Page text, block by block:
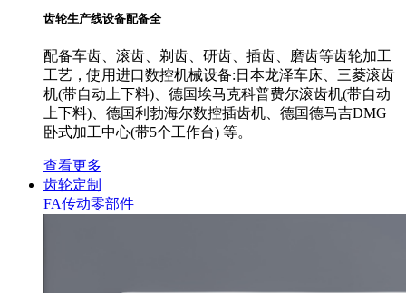
齿轮生产线设备配备全
配备车齿、滚齿、剃齿、研齿、插齿、磨齿等齿轮加工
工艺，使用进口数控机械设备:日本龙泽车床、三菱滚齿
机(带自动上下料)、德国埃马克科普费尔滚齿机(带自动
上下料)、德国利勃海尔数控插齿机、德国德马吉DMG
卧式加工中心(带5个工作台) 等。
查看更多
齿轮定制
FA传动零部件